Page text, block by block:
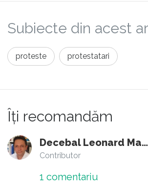
intens Acele clipe servindulise
generaţia CARE ÎNCEPE
Subiecte din acest
proteste protestatari
Îți recomandăm
Decebal Leonard Marin
Contributor
1 comentariu